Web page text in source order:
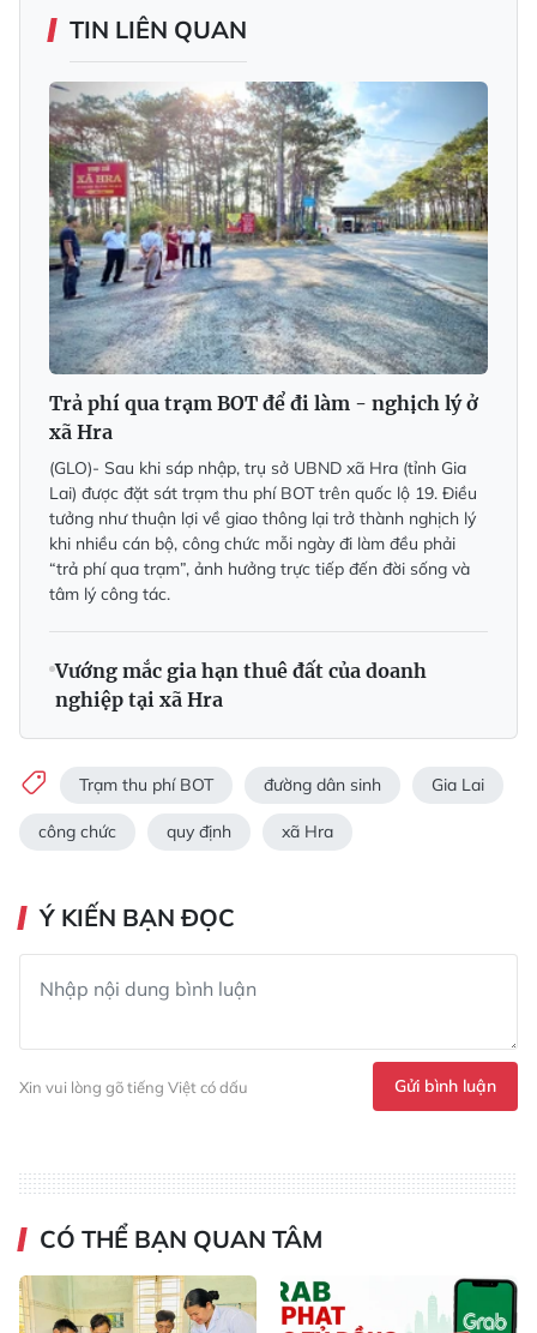
TIN LIÊN QUAN
Trả phí qua trạm BOT để đi làm - nghịch lý ở
xã Hra
(GLO)- Sau khi sáp nhập, trụ sở UBND xã Hra (tỉnh Gia
Lai) được đặt sát trạm thu phí BOT trên quốc lộ 19. Điều
tưởng như thuận lợi về giao thông lại trở thành nghịch lý
khi nhiều cán bộ, công chức mỗi ngày đi làm đều phải
“trả phí qua trạm”, ảnh hưởng trực tiếp đến đời sống và
tâm lý công tác.
Vướng mắc gia hạn thuê đất của doanh
nghiệp tại xã Hra
Trạm thu phí BOT đường dân sinh Gia Lai
công chức quy định xã Hra
Ý KIẾN BẠN ĐỌC
Xin vui lòng gõ tiếng Việt có dấu Gửi bình luận
CÓ THỂ BẠN QUAN TÂM